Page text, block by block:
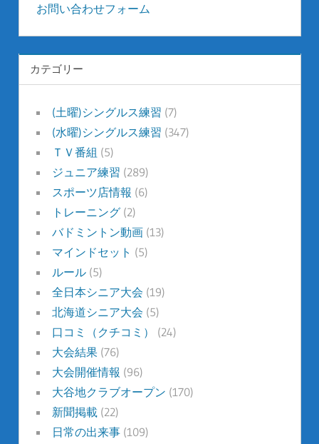
お問い合わせフォーム
カテゴリー
(土曜)シングルス練習 (7)
(水曜)シングルス練習 (347)
ＴＶ番組 (5)
ジュニア練習 (289)
スポーツ店情報 (6)
トレーニング(2)
バドミントン動画(13)
マインドセット (5)
ルール(5)
全日本シニア大会 (19)
北海道シニア大会 (5)
口コミ（クチコミ）
(24)
大会結果(76)
大会開催情報 (96)
大谷地クラブオープン (170)
新聞掲載(22)
日常の出来事(109)